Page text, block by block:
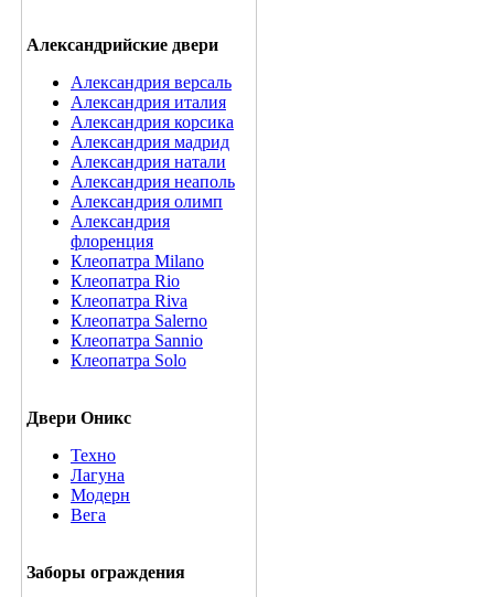
Александрийские двери
Александрия версаль
Александрия италия
Александрия корсика
Александрия мадрид
Александрия натали
Александрия неаполь
Александрия олимп
Александрия
флоренция
Клеопатра Milano
Клеопатра Rio
Клеопатра Riva
Клеопатра Salerno
Клеопатра Sannio
Клеопатра Solo
Двери Оникс
Техно
Лагуна
Модерн
Вега
Заборы ограждения